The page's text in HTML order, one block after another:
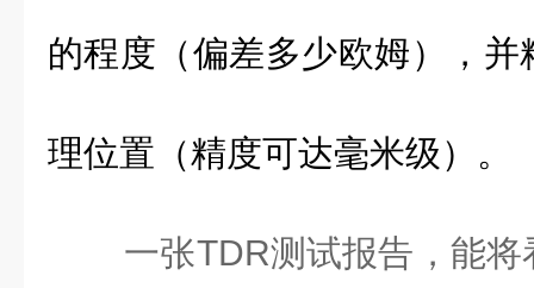
的程度（偏差多少欧姆），
理位置（精度可达毫米级）。
一张TDR测试报告，能